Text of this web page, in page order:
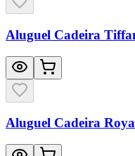
Aluguel Cadeira
Aluguel Cadeira